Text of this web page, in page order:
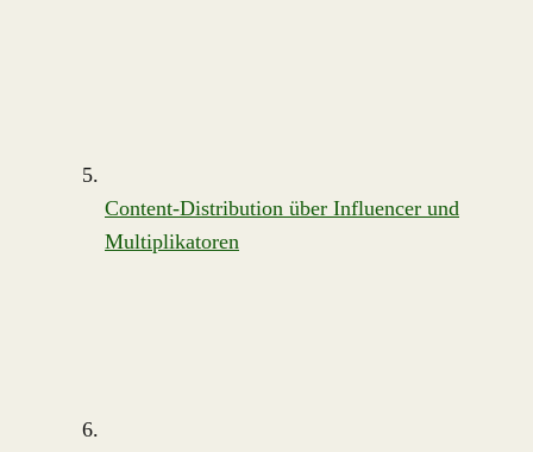
Content-Distribution über Influencer und
Multiplikatoren